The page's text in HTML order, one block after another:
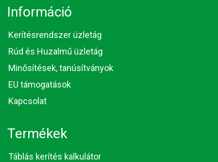
Információ
Kerítésrendszer üzletág
Rúd és Huzalmű üzletág
Minősítések, tanúsítványok
EU támogatások
Kapcsolat
Termékek
Táblás kerítés kalkulátor